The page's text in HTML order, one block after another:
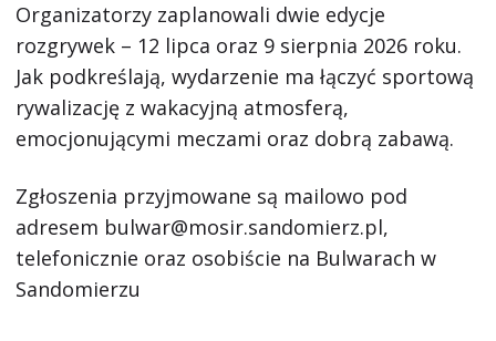
Organizatorzy zaplanowali dwie edycje
rozgrywek – 12 lipca oraz 9 sierpnia 2026 roku.
Jak podkreślają, wydarzenie ma łączyć sportową
rywalizację z wakacyjną atmosferą,
emocjonującymi meczami oraz dobrą zabawą.
Zgłoszenia przyjmowane są mailowo pod
adresem bulwar@mosir.sandomierz.pl,
telefonicznie oraz osobiście na Bulwarach w
Sandomierzu